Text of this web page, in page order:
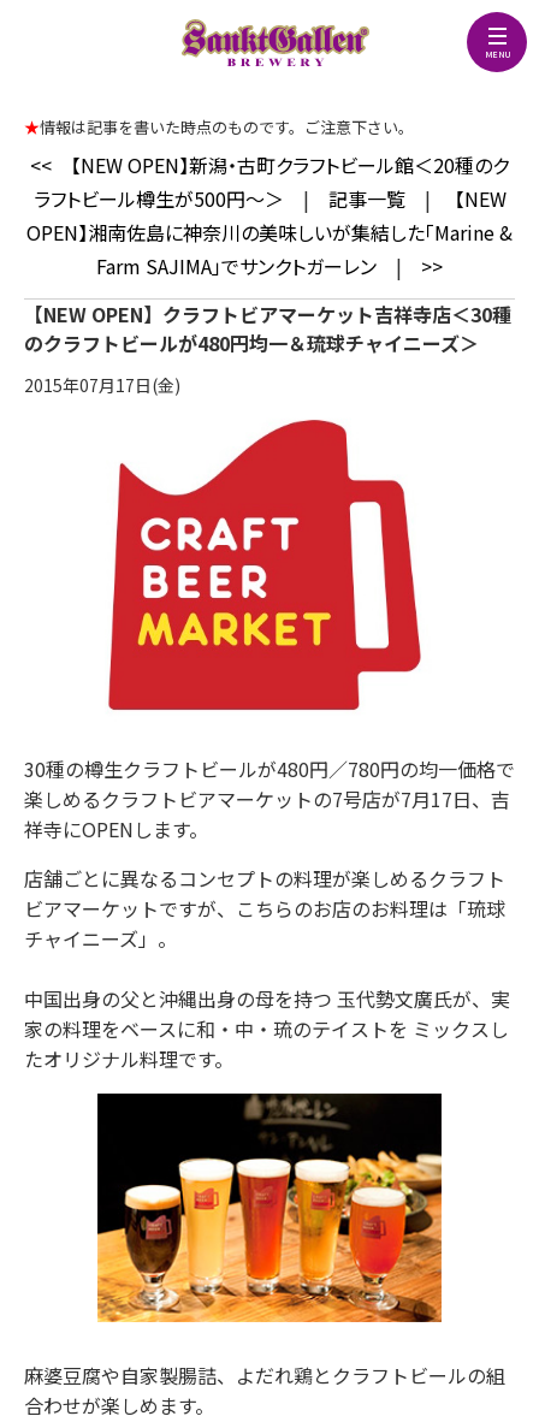
★情報は記事を書いた時点のものです。ご注意下さい。
<<
【NEW OPEN】新潟・古町クラフトビール館＜20種のク
ラフトビール樽生が500円～＞ | 記事一覧|
【NEW
OPEN】湘南佐島に神奈川の美味しいが集結した「Marine &
Farm SAJIMA」でサンクトガーレン | >>
【NEW OPEN】クラフトビアマーケット吉祥寺店＜30種
のクラフトビールが480円均一＆琉球チャイニーズ＞
2015年07月17日(金)
30種の樽生クラフトビールが480円／780円の均一価格で
楽しめるクラフトビアマーケットの7号店が7月17日、吉
祥寺にOPENします。
店舗ごとに異なるコンセプトの料理が楽しめるクラフト
ビアマーケットですが、こちらのお店のお料理は「琉球
チャイニーズ」。
中国出身の父と沖縄出身の母を持つ 玉代勢文廣氏が、実
家の料理をベースに和・中・琉のテイストを ミックスし
たオリジナル料理です。
麻婆豆腐や自家製腸詰、よだれ鶏とクラフトビールの組
合わせが楽しめます。